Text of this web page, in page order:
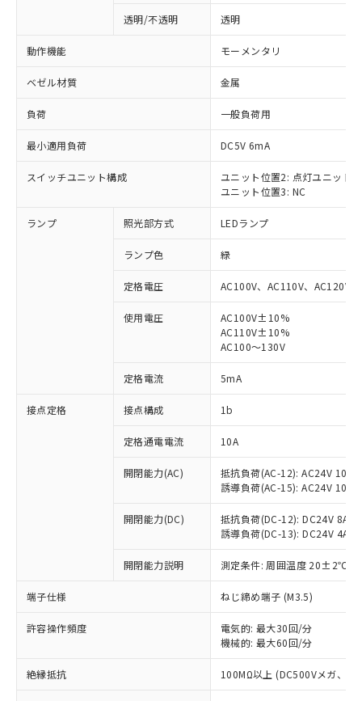
透明/不透明 透明
動作機能 モーメンタリ
ベゼル材質 金属
負荷 一般負荷用
最小適用負荷 DC5V 6mA
スイッチユニット構成
ユニット位置2: 点灯ユニット
ユニット位置3: NC
ランプ 照光部方式 LEDランプ
ランプ色 緑
定格電圧 AC100V、AC110V、AC120V
使用電圧
AC100V±10%
AC110V±10%
AC100～130V
定格電流 5mA
接点定格 接点構成 1b
定格通電電流 10A
開閉能力(AC)
抵抗負荷(AC-12): AC24V 10A/
誘導負荷(AC-15): AC24V
開閉能力(DC)
抵抗負荷(DC-12): DC24V 8A/
誘導負荷(DC-13): DC24V 4A/
開閉能力説明 測定条件: 周囲温度 20±2℃、
端子仕様 ねじ締め端子 (M3.5)
許容操作頻度
電気的: 最大30回/分
機械的: 最大60回/分
絶縁抵抗 100MΩ以上 (DC500Vメガ、点
ご利用条件
以下の条件をお読みいただき、同意のうえ
本サービスは、当社制御機器事業取扱
商品の当社在庫状況および標準価格
(税抜)を提供させていただくもので
当社制御機器事業取扱商品の中には、
本サービスの対象外となる商品もある
在庫状況および標準価格照会結果は、
記載している更新日時点での社内デー
タに基づき作成されるものであり、閲
覧された時点での実際の在庫および標
※1 対応状況
対応済み：EU RoHS指令（10物質）の
非含有に対応した製品が提供可能な商品で
対応予定：EU RoHS指令（10物質）の非含
有に対応した製品に切り替える予定のある
対応予定なし：EU RoHS指令（10物質）の
非含有に非対応の商品で、対応品を出す予
調査・確認中：EU RoHS指令（10物質）の
非含有の対応状況を調査中または確認中の
非該当品：ライセンス料など無形物で、有
害物質有無と関係のない商品です。
仕入先様の事情により、非含有部品として
いたものが、含有品と判明した場合などや
むを得ず変更することがあります。
鉛(Pb) 1000ppm以下、 水銀(Hg) 1000ppm以下、 カド
※1 中国RoHS○×表
「○」：最大均質材料含有率が中国RoHSの
基準値以下であることを示します。
「×」：最大均質材料含有率が中国RoHSの
基準値を超えていることを示します。
「－」：未確認です。当社販売部門へお問
*中国RoHS10物質の基準値 (GB/T26572)：
Pb(鉛) :1000ppm、 Hg(水銀) : 1000ppm、 Cd(カドミウ
当社は、これら貴社製品のうち、外国
為替および外国貿易法に定める商品
（以下｢規制貨物等」という）を輸出
国政府の輸出許可(または役務取引許